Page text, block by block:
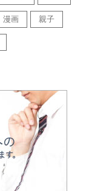
漫画 親子